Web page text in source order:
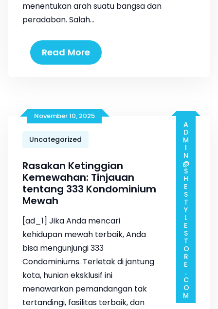
menentukan arah suatu bangsa dan
peradaban. Salah…
Read More
November 10, 2025
Uncategorized
Rasakan Ketinggian
Kemewahan: Tinjauan
tentang 333 Kondominium
Mewah
[ad_1] Jika Anda mencari
kehidupan mewah terbaik, Anda
bisa mengunjungi 333
Condominiums. Terletak di jantung
kota, hunian eksklusif ini
menawarkan pemandangan tak
tertandingi, fasilitas terbaik, dan
ADMIN@SHESTYLESTORE.COM